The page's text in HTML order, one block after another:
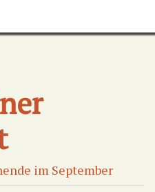
im September